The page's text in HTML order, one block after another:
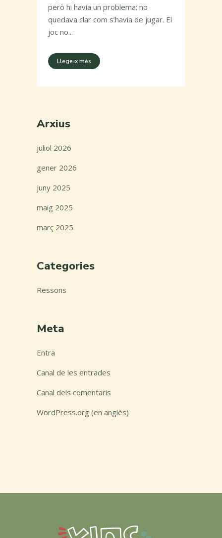
però hi havia un problema: no
quedava clar com s’havia de jugar. El
joc no...
Llegeix més
Arxius
juliol 2026
gener 2026
juny 2025
maig 2025
març 2025
Categories
Ressons
Meta
Entra
Canal de les entrades
Canal dels comentaris
WordPress.org (en anglès)